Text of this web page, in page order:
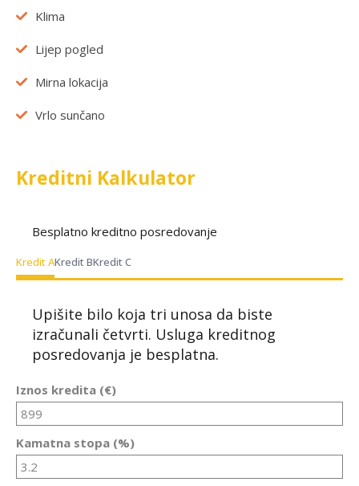
Klima
Lijep pogled
Mirna lokacija
Vrlo sunčano
Kreditni Kalkulator
Besplatno kreditno posredovanje
Kredit AKredit BKredit C
Upišite bilo koja tri unosa da biste
izračunali četvrti. Usluga kreditnog
posredovanja je besplatna.
Iznos kredita (€)
Kamatna stopa (%)